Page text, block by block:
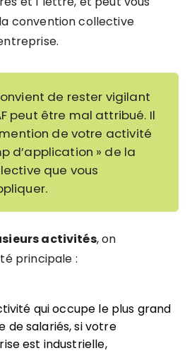
convention collective
de rester vigilant
peut être mal attribué. Il
de votre activité
d’application » de la
que vous
activités, on
principale :
qui occupe le plus grand
de salariés, si votre
est industrielle,